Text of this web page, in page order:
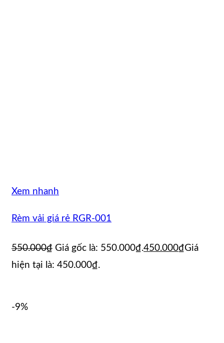
Xem nhanh
Rèm vải giá rẻ RGR-001
550.000₫ Giá gốc là: 550.000₫.450.000₫Giá
hiện tại là: 450.000₫.
-9%